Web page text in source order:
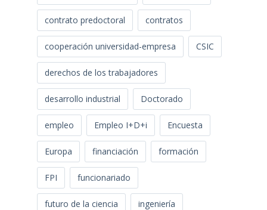
contrato predoctoral contratos
cooperación universidad-empresa CSIC
derechos de los trabajadores
desarrollo industrial Doctorado
empleo Empleo I+D+i Encuesta
Europa financiación formación
FPI funcionariado
futuro de la ciencia ingeniería